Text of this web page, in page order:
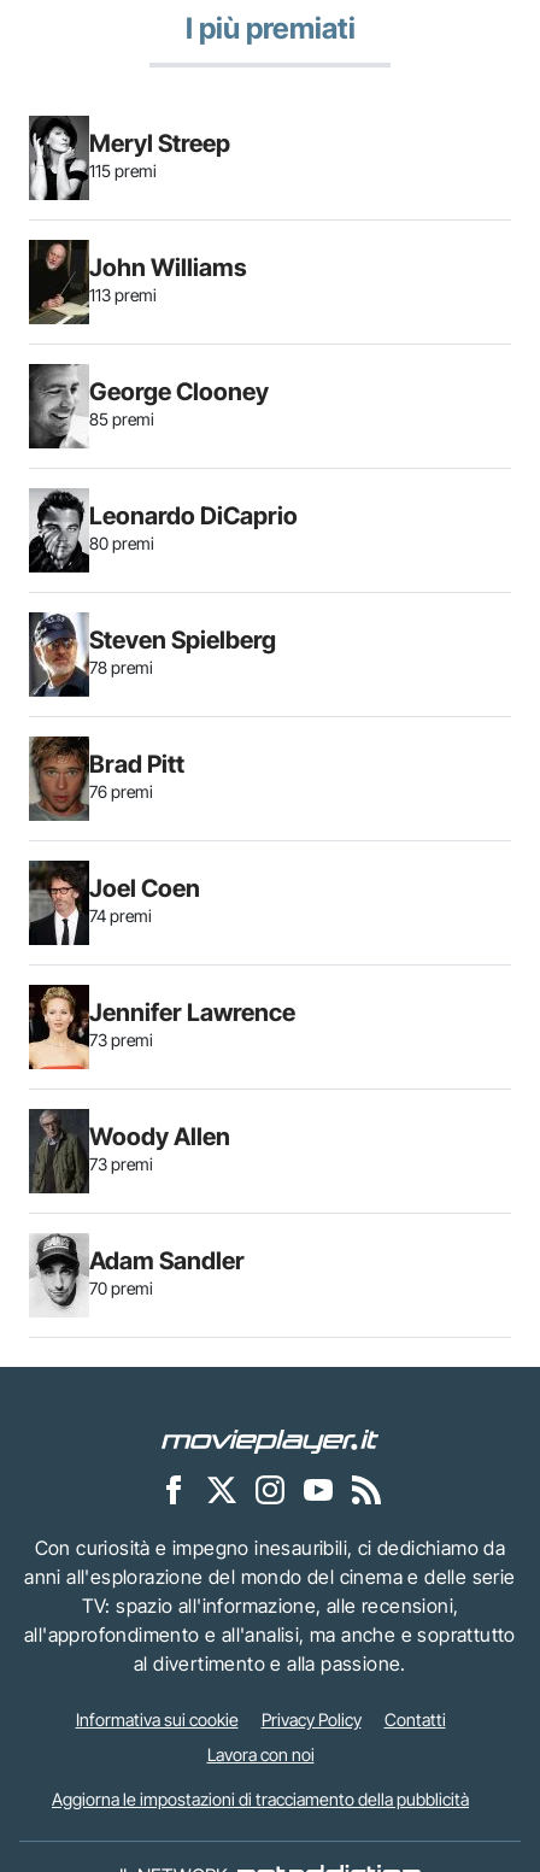
I più premiati
Meryl Streep
115 premi
John Williams
113 premi
George Clooney
85 premi
Leonardo DiCaprio
80 premi
Steven Spielberg
78 premi
Brad Pitt
76 premi
Joel Coen
74 premi
Jennifer Lawrence
73 premi
Woody Allen
73 premi
Adam Sandler
70 premi
Con curiosità e impegno inesauribili, ci dedichiamo da
anni all'esplorazione del mondo del cinema e delle serie
TV: spazio all'informazione, alle recensioni,
all'approfondimento e all'analisi, ma anche e soprattutto
al divertimento e alla passione.
Informativa sui cookie Privacy Policy
Contatti
Lavora con noi
Aggiorna le impostazioni di tracciamento della pubblicità